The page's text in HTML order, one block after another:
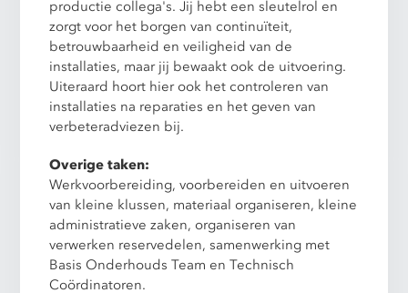
productie collega's. Jij hebt een sleutelrol en
zorgt voor het borgen van continuïteit,
betrouwbaarheid en veiligheid van de
installaties, maar jij bewaakt ook de uitvoering.
Uiteraard hoort hier ook het controleren van
installaties na reparaties en het geven van
verbeteradviezen bij.
Overige taken:
Werkvoorbereiding, voorbereiden en uitvoeren
van kleine klussen, materiaal organiseren, kleine
administratieve zaken, organiseren van
verwerken reservedelen, samenwerking met
Basis Onderhouds Team en Technisch
Coördinatoren.